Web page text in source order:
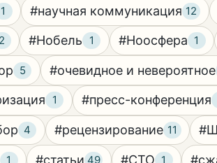
1 #научная коммуникация 12
2 #Нобель 1 #Ноосфера 1
5 #очевидное и невероятное
1 #пресс-конференция
4 #рецензирование 11
1 #статьи 49 #СТО 1